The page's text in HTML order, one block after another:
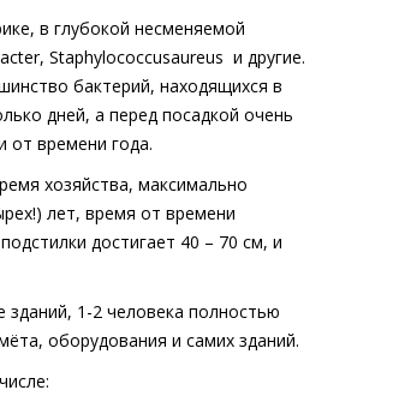
в глубокой несменяемой
, Staphylococcusaureus и другие.
бактерий, находящихся в
дней, а перед посадкой очень
от времени года.
хозяйства, максимально
лет, время от времени
достигает 40 – 70 см, и
1-2 человека полностью
оборудования и самих зданий.